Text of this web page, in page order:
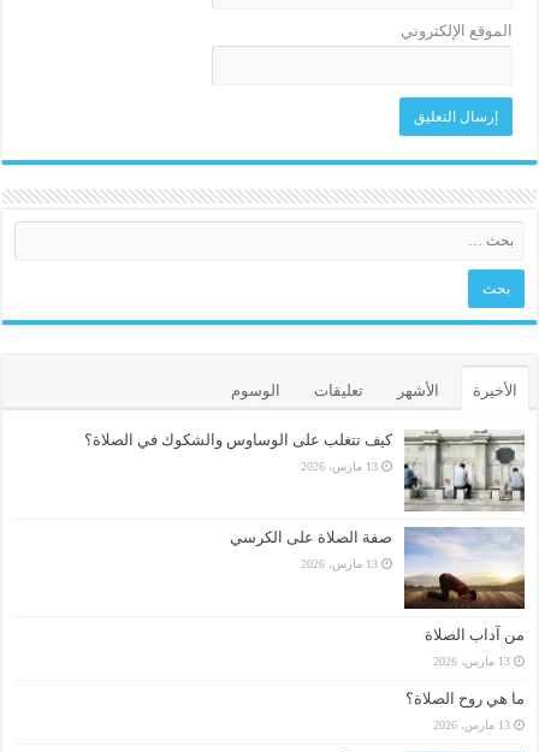
الموقع الإلكتروني
الأخيرة الأشهر تعليقات الوسوم
كيف تتغلب على الوساوس والشكوك في الصلاة؟
13 مارس، 2026
صفة الصلاة على الكرسي
13 مارس، 2026
من آداب الصلاة
13 مارس، 2026
ما هي روح الصلاة؟
13 مارس، 2026